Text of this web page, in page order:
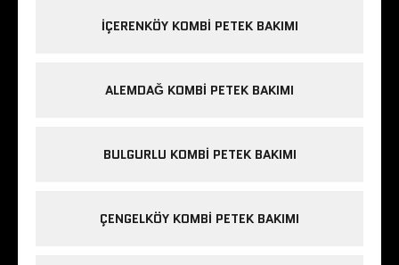
IÇERENKÖY KOMBI PETEK BAKIMI
ALEMDAĞ KOMBI PETEK BAKIMI
BULGURLU KOMBI PETEK BAKIMI
ÇENGELKÖY KOMBI PETEK BAKIMI